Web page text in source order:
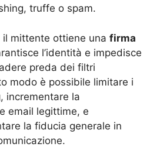
truffe o spam.
il mittente ottiene una firma
l’identità e impedisce
preda dei filtri
modo è possibile limitare i
incrementare la
email legittime, e
la fiducia generale in